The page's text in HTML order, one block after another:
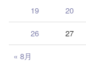
« 8月
19 20
26 27